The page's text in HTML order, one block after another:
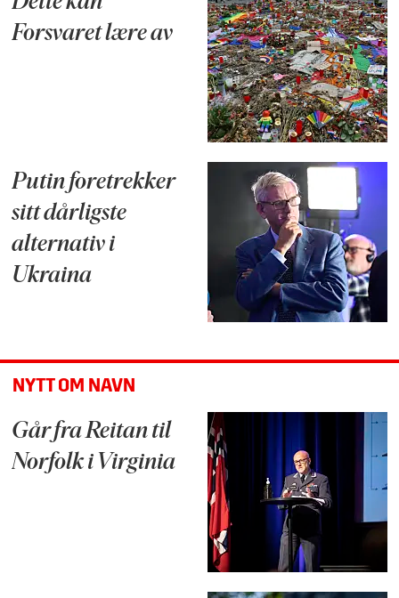
Forsvaret lære av
Putin foretrekker
sitt dårligste
alternativ i
Ukraina
NYTT OM NAVN
Går fra Reitan til
Norfolk i Virginia